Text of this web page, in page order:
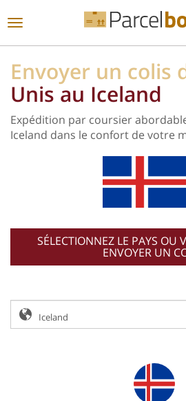
VOIR TOUTES LES
Basculer
Envoyer un colis
Unis au Iceland
Expédition par coursier
Iceland dans le confort de votre
SÉLECTIONNEZ LE PAYS OU
ENVOYER UN